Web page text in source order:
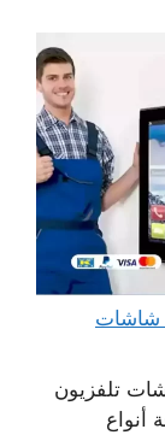
55880595 إصلاح شاشات
تلفزيون
أنواع